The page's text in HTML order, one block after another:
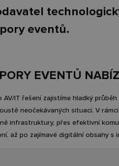
eventů.
EVENTŮ
IT řešení zajistíme hladký
neočekávaných situací. V
infrastruktury, přes efektivní
až po zajímavé digitální obsahy s